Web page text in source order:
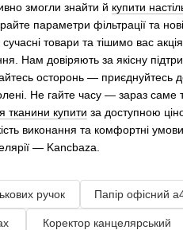
змогли знайти й купити
параметри фільтрації та
сучасні товари та тішимо вас
Нам довіряють за якісну
осторонь — приєднуйтесь
Не гайте часу — зараз
тканини купити за доступною
виконання та комфортні
— Kancbaza.
ручок Папір офісний
Коректор канцелярський